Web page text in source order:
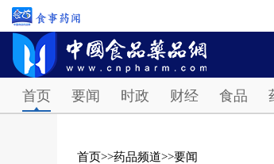
首页 要闻 时政 财经 食品
首页>>药品频道>>要闻